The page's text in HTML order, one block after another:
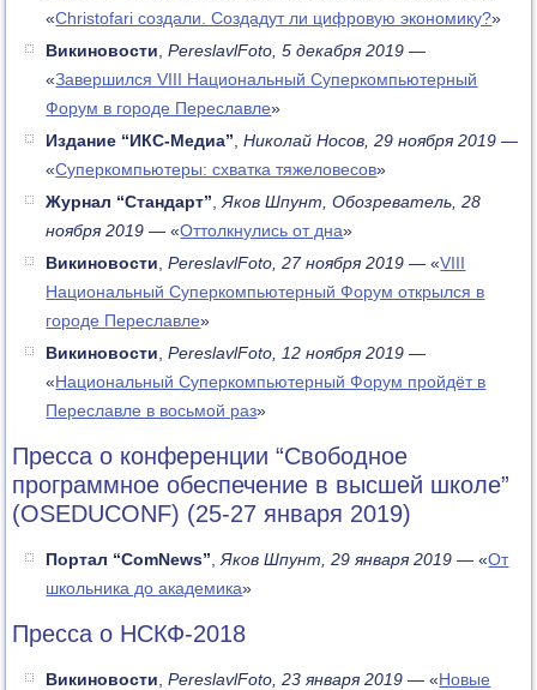
«Christofari создали. Создадут ли цифровую экономику?»
Викиновости ,PereslavlFoto, 5 декабря 2019 —
«Завершился VIII Национальный Суперкомпьютерный
Форум в городе Переславле»
Издание “ИКС-Медиа” ,Николай Носов, 29 ноября 2019 —
«Суперкомпьютеры: схватка тяжеловесов»
Журнал “Стандарт” ,Яков Шпунт, Обозреватель, 28
ноября 2019 — «Оттолкнулись от дна»
Викиновости ,PereslavlFoto, 27 ноября 2019 — «VIII
Национальный Суперкомпьютерный Форум открылся в
городе Переславле»
Викиновости ,PereslavlFoto, 12 ноября 2019 —
«Национальный Суперкомпьютерный Форум пройдёт в
Переславле в восьмой раз»
Пресса о конференции “Свободное
программное обеспечение в высшей школе”
(OSEDUCONF) (25-27 января 2019)
Портал “ComNews” ,Яков Шпунт, 29 января 2019 — «От
школьника до академика»
Пресса о НСКФ-2018
Викиновости ,PereslavlFoto, 23 января 2019 — «Новые